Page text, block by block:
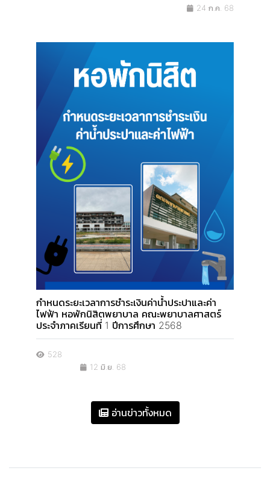
24 ก.ค. 68
กำหนดระยะเวลาการชำระเงินค่าน้ำประปาและค่า
ไฟฟ้า หอพักนิสิตพยาบาล คณะพยาบาลศาสตร์
ประจำภาคเรียนที่ 1 ปีการศึกษา 2568
528
12 มิ.ย. 68
อ่านข่าวทั้งหมด